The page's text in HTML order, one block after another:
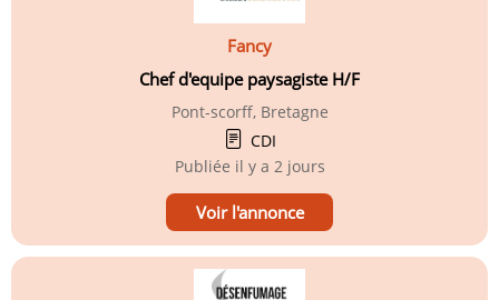
Fancy
Chef d'equipe paysagiste H/F
Pont-scorff, Bretagne
CDI
Publiée il y a 2 jours
Voir l'annonce